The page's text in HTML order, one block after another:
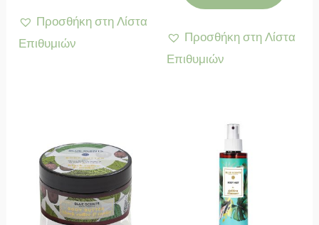
Προσθήκη στη Λίστα
Επιθυμιών
Προσθήκη στη Λίστα
Επιθυμιών